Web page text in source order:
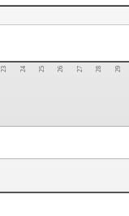
23 24 25 26 27 28 29